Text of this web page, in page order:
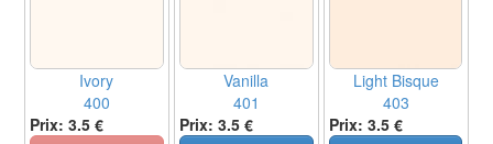
Ivory
400
Prix: 3.5 €
Vanilla
401
Prix: 3.5 €
Light Bisque
403
Prix: 3.5 €